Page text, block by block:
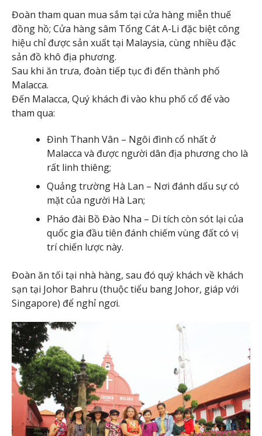
Đoàn tham quan mua sắm tại cửa hàng miễn thuế
đồng hồ; Cửa hàng sâm Tống Cát A-Li đặc biệt công
hiệu chỉ được sản xuất tại Malaysia, cùng nhiều đặc
sản đồ khô địa phương.
Sau khi ăn trưa, đoàn tiếp tục đi đến thành phố
Malacca.
Đến Malacca, Quý khách đi vào khu phố cổ để vào
tham qua:
Đình Thanh Vân – Ngôi đình cổ nhất ở
Malacca và được người dân địa phương cho là
rất linh thiêng;
Quảng trường Hà Lan – Nơi đánh dấu sự có
mặt của người Hà Lan;
Pháo đài Bồ Đào Nha – Di tích còn sót lại của
quốc gia đầu tiên đánh chiếm vùng đất có vị
trí chiến lược này.
Đoàn ăn tối tại nhà hàng, sau đó quý khách về khách
sạn tại Johor Bahru (thuộc tiểu bang Johor, giáp với
Singapore) để nghỉ ngơi.